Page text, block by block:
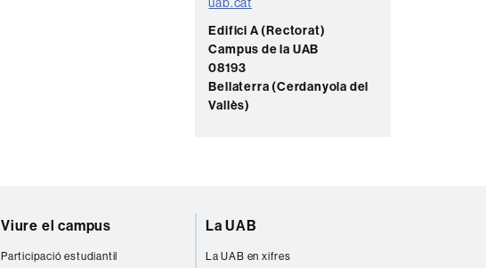
Edifici A (Rectorat)
Campus de la UAB
08193
Bellaterra (Cerdanyola del
Vallès)
Viure el campus
Participació estudiantil
La UAB
La UAB en xifres